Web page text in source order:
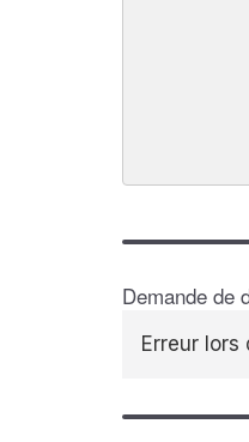
Demande de
Erreur